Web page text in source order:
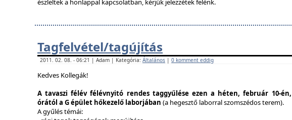
észleltek a honlappal kapcsolatban, kérjük jelezzétek felénk.
Tagfelvétel/tagújítás
2011. 02. 08. - 06:21 | Adam | Kategória: Általános | 0 komment eddig
Kedves Kollegák!
A tavaszi félév félévnyitó rendes taggyűlése ezen a héten, február 10-
órától a G épület hőkezelő laborjában (a hegesztő laborral szomszédos terem).
A gyűlés témái: